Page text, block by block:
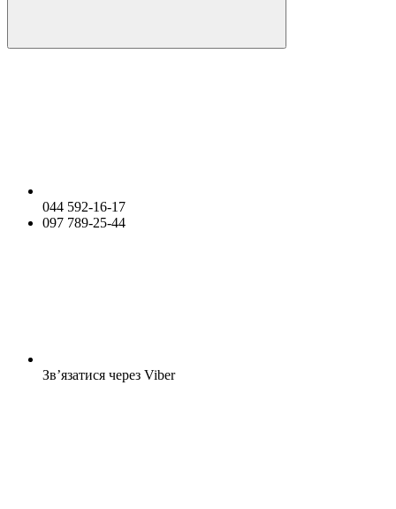
044 592-16-17
097 789-25-44
Зв’язатися через Viber